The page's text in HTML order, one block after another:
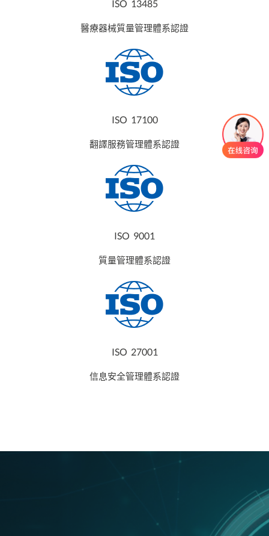
ISO 13485
醫療器械質量管理體系認證
ISO 17100
翻譯服務管理體系認證
ISO 9001
質量管理體系認證
ISO 27001
信息安全管理體系認證